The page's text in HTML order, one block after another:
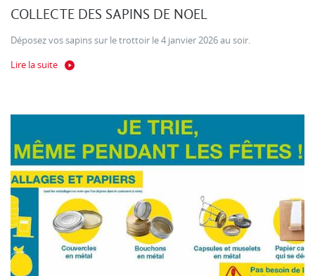
COLLECTE DES SAPINS DE NOEL
Déposez vos sapins sur le trottoir le 4 janvier 2026 au soir.
Lire la suite